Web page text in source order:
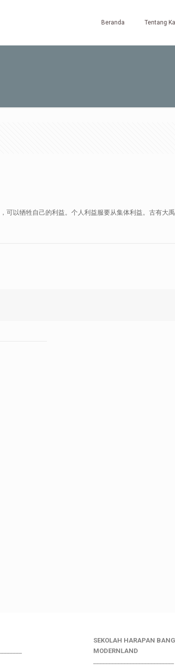
Beranda Tentang
可以牺牲自己的利益。个人利益服要从集体利益。古有大
SEKOLAH HARAPAN
MODERNLAND